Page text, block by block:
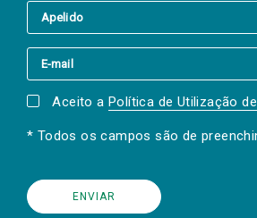
Aceito a Política de Utilização
* Todos os campos são de